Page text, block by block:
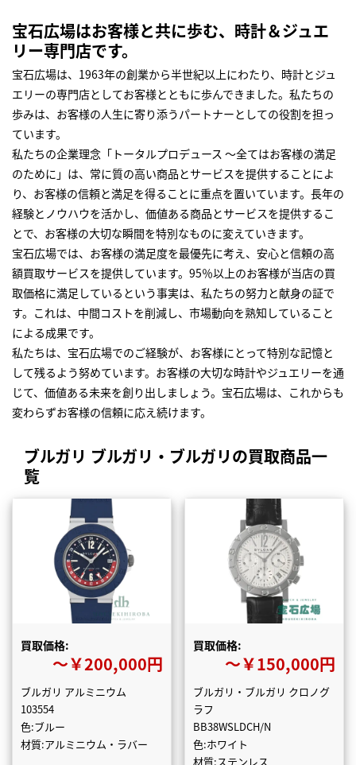
宝石広場はお客様と共に歩む、時計＆ジュエ
リー専門店です。
宝石広場は、1963年の創業から半世紀以上にわたり、時計とジュ
エリーの専門店としてお客様とともに歩んできました。私たちの
歩みは、お客様の人生に寄り添うパートナーとしての役割を担っ
ています。
私たちの企業理念「トータルプロデュース ～全てはお客様の満足
のために」は、常に質の高い商品とサービスを提供することによ
り、お客様の信頼と満足を得ることに重点を置いています。長年の
経験とノウハウを活かし、価値ある商品とサービスを提供するこ
とで、お客様の大切な瞬間を特別なものに変えていきます。
宝石広場では、お客様の満足度を最優先に考え、安心と信頼の高
額買取サービスを提供しています。95％以上のお客様が当店の買
取価格に満足しているという事実は、私たちの努力と献身の証で
す。これは、中間コストを削減し、市場動向を熟知していること
による成果です。
私たちは、宝石広場でのご経験が、お客様にとって特別な記憶と
して残るよう努めています。お客様の大切な時計やジュエリーを通
じて、価値ある未来を創り出しましょう。宝石広場は、これからも
変わらずお客様の信頼に応え続けます。
ブルガリ ブルガリ・ブルガリの買取商品一
覧
買取価格:
〜￥200,000円
ブルガリ アルミニウム
103554
色:ブルー
材質:アルミニウム・ラバー
買取価格:
〜￥150,000円
ブルガリ・ブルガリ クロノグ
ラフ
BB38WSLDCH/N
色:ホワイト
材質:ステンレス